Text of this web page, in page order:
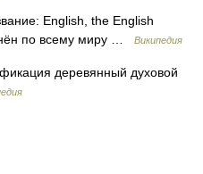
English, the English
по всему миру …
Википедия
деревянный духовой